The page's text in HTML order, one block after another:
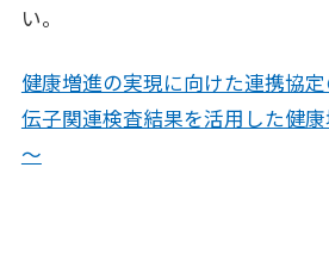
い。
健康増進の実現に向けた連携協
伝子関連検査結果を活用した健
～